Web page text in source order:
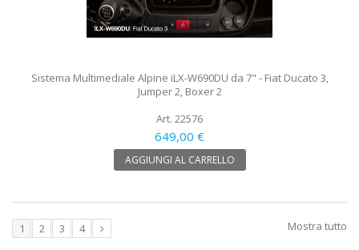
Sistema Multimediale Alpine iLX-W690DU da 7" - Fiat Ducato 3,
Jumper 2, Boxer 2
Art. 22576
649,00 €
AGGIUNGI AL CARRELLO
Mostra tutto
1 2 3 4